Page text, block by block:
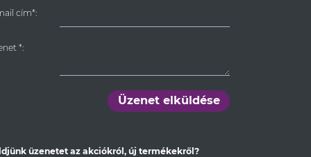
cím*:
*:
Üzenet elküldése
üzenetet az akciókról, új termékekről?